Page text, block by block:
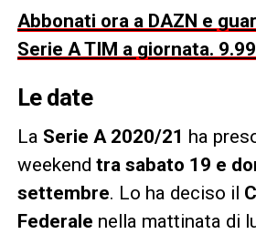
Abbonati ora a DAZN e
Serie A TIM a giornata.
Le date
La Serie A 2020/21 ha
weekend tra sabato 19 e
settembre. Lo ha deciso il
Federale nella mattinata di